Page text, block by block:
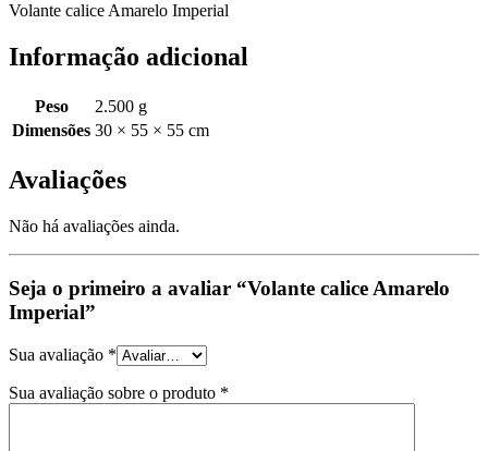
Volante calice Amarelo Imperial
Informação adicional
Peso
2.500 g
Dimensões 30 × 55 × 55 cm
Avaliações
Não há avaliações ainda.
Seja o primeiro a avaliar “Volante calice Amarelo
Imperial”
Sua avaliação *
Sua avaliação sobre o produto *